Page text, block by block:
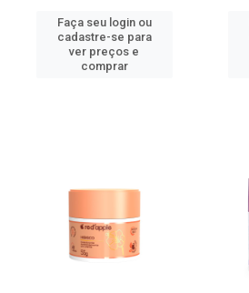
Faça seu login ou
cadastre-se para
ver preços e
comprar